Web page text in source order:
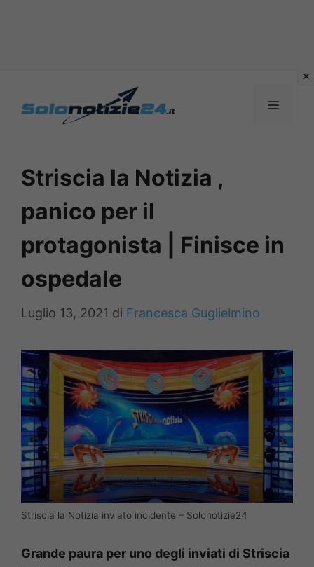
MENU
Striscia la Notizia ,
panico per il
protagonista | Finisce in
ospedale
Luglio 13, 2021 di Francesca Guglielmino
Striscia la Notizia inviato incidente – Solonotizie24
Grande paura per uno degli inviati di Striscia